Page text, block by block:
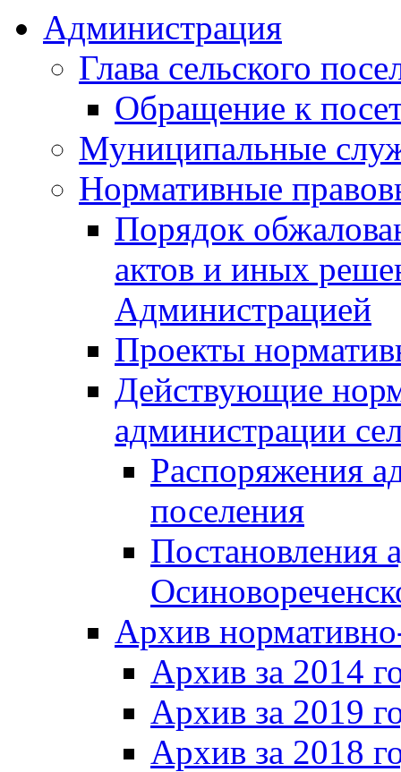
Администрация
Глава сельского
Обращение к
Муниципальные
Нормативные
Порядок
актов и иных
Администрацией
Проекты
Действующие
администрации
Распоряжения
поселения
Постановления
Архив
Архив за 2014
Архив за 2019
Архив за 2018